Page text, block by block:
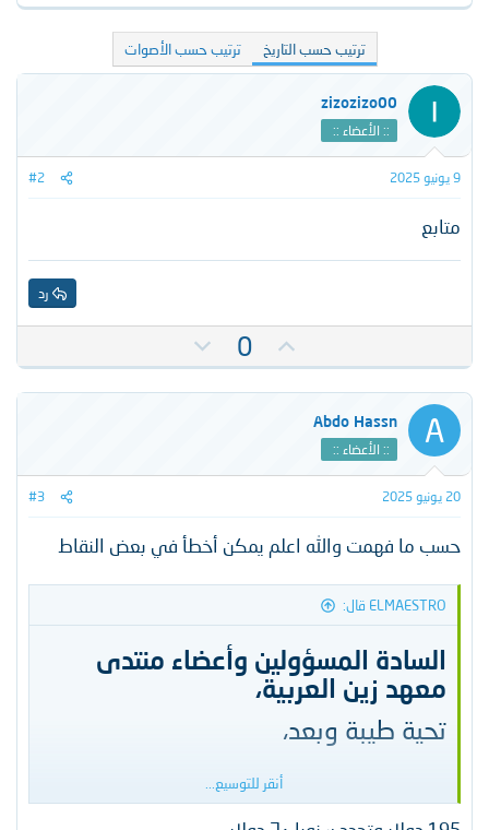
ع
ل
ت
ترتيب حسب التاريخ ترتيب حسب الأصوات
zizozizo00
:: الأعضاء ::
9 يونيو 2025 #2
متابع
رد
أ
ي
0
ص
و
س
ب
ي
A
Abdo Hassn
:: الأعضاء ::
20 يونيو 2025 #3
حسب ما فهمت والله اعلم يمكن أخطأ في بعض النقاط
ELMAESTRO قال:
السادة المسؤولين وأعضاء منتدى
معهد زين العربية،
تحية طيبة وبعد،​
أود في البداية أن أقدم نفسي كأحد الأعضاء
أنقر للتوسيع...